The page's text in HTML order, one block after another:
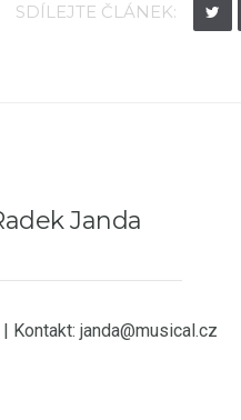
SDÍLEJTE ČLÁNEK:
Janda
Kontakt: janda@musical.cz